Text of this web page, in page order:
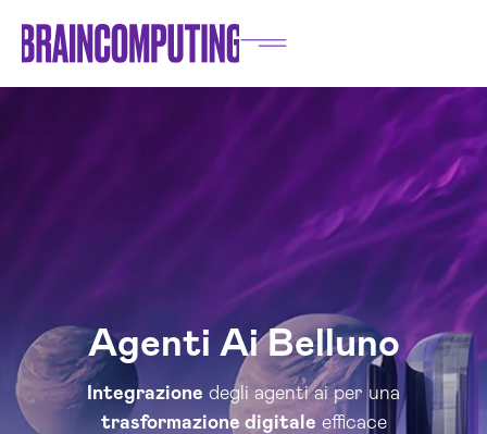
Agenti Ai Belluno
Integrazione degli agenti ai per una
trasformazione digitale efficace